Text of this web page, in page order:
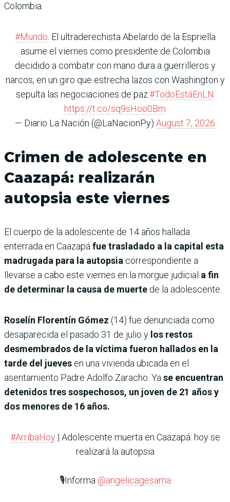
Colombia.
#Mundo. El ultraderechista Abelardo de la Espriella
asume el viernes como presidente de Colombia
decidido a combatir con mano dura a guerrilleros y
narcos, en un giro que estrecha lazos con Washington y
sepulta las negociaciones de paz.#TodoEstáEnLN
https://t.co/sq9sHoo0Bm
— Diario La Nación (@LaNacionPy) August 7, 2026
Crimen de adolescente en
Caazapá: realizarán
autopsia este viernes
El cuerpo de la adolescente de 14 años hallada
enterrada en Caazapáfue trasladado a la capital esta
madrugada para la autopsia correspondiente a
llevarse a cabo este viernes en la morgue judicial a fin
de determinar la causa de muerte de la adolescente.
Roselín Florentín Gómez (14) fue denunciada como
desaparecida el pasado 31 de julio y los restos
desmembrados de la víctima fueron hallados en la
tarde del jueves en una vivienda ubicada en el
asentamiento Padre Adolfo Zaracho. Yase encuentran
detenidos tres sospechosos, un joven de 21 años y
dos menores de 16 años.
#ArribaHoy| Adolescente muerta en Caazapá: hoy se
realizará la autopsia
🎙️Informa @angelicagesama